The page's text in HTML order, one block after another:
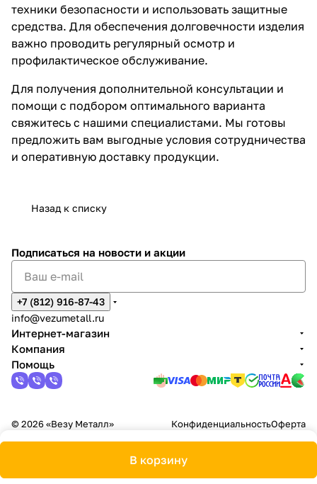
техники безопасности и использовать защитные
средства. Для обеспечения долговечности изделия
важно проводить регулярный осмотр и
профилактическое обслуживание.
Для получения дополнительной консультации и
помощи с подбором оптимального варианта
свяжитесь с нашими специалистами. Мы готовы
предложить вам выгодные условия сотрудничества
и оперативную доставку продукции.
Назад к списку
В корзину
Подписаться на новости и акции
+7 (812) 916-87-43
info@vezumetall.ru
Интернет-магазин
Компания
Помощь
© 2026 «Везу Металл» КонфиденциальностьОферта